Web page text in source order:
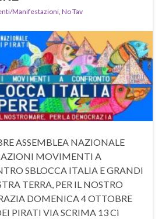
Manifestazioni, No Tav
ASSEMBLEA NAZIONALE
MOVIMENTI A
SBLOCCA ITALIA E GRANDI
TERRA, PER IL NOSTRO
DOMENICA 4 OTTOBRE
PIRATI VIA SCRIMA 13 Ci